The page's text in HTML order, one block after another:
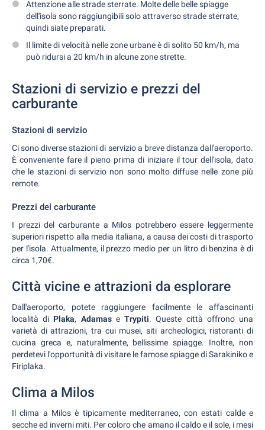
Attenzione alle strade sterrate. Molte delle belle spiagge
dell'isola sono raggiungibili solo attraverso strade sterrate,
quindi siate preparati.
Il limite di velocità nelle zone urbane è di solito 50 km/h, ma
può ridursi a 20 km/h in alcune zone strette.
Stazioni di servizio e prezzi del
carburante
Stazioni di servizio
Ci sono diverse stazioni di servizio a breve distanza dall'aeroporto.
È conveniente fare il pieno prima di iniziare il tour dell'isola, dato
che le stazioni di servizio non sono molto diffuse nelle zone più
remote.
Prezzi del carburante
I prezzi del carburante a Milos potrebbero essere leggermente
superiori rispetto alla media italiana, a causa dei costi di trasporto
per l'isola. Attualmente, il prezzo medio per un litro di benzina è di
circa 1,70€.
Città vicine e attrazioni da esplorare
Dall'aeroporto, potete raggiungere facilmente le affascinanti
località diPlaka, AdamaseTrypiti. Queste città offrono una
varietà di attrazioni, tra cui musei, siti archeologici, ristoranti di
cucina greca e, naturalmente, bellissime spiagge. Inoltre, non
perdetevi l'opportunità di visitare le famose spiagge di Sarakiniko e
Firiplaka.
Clima a Milos
Il clima a Milos è tipicamente mediterraneo, con estati calde e
secche ed inverni miti. Per coloro che amano il caldo e il sole, i mesi